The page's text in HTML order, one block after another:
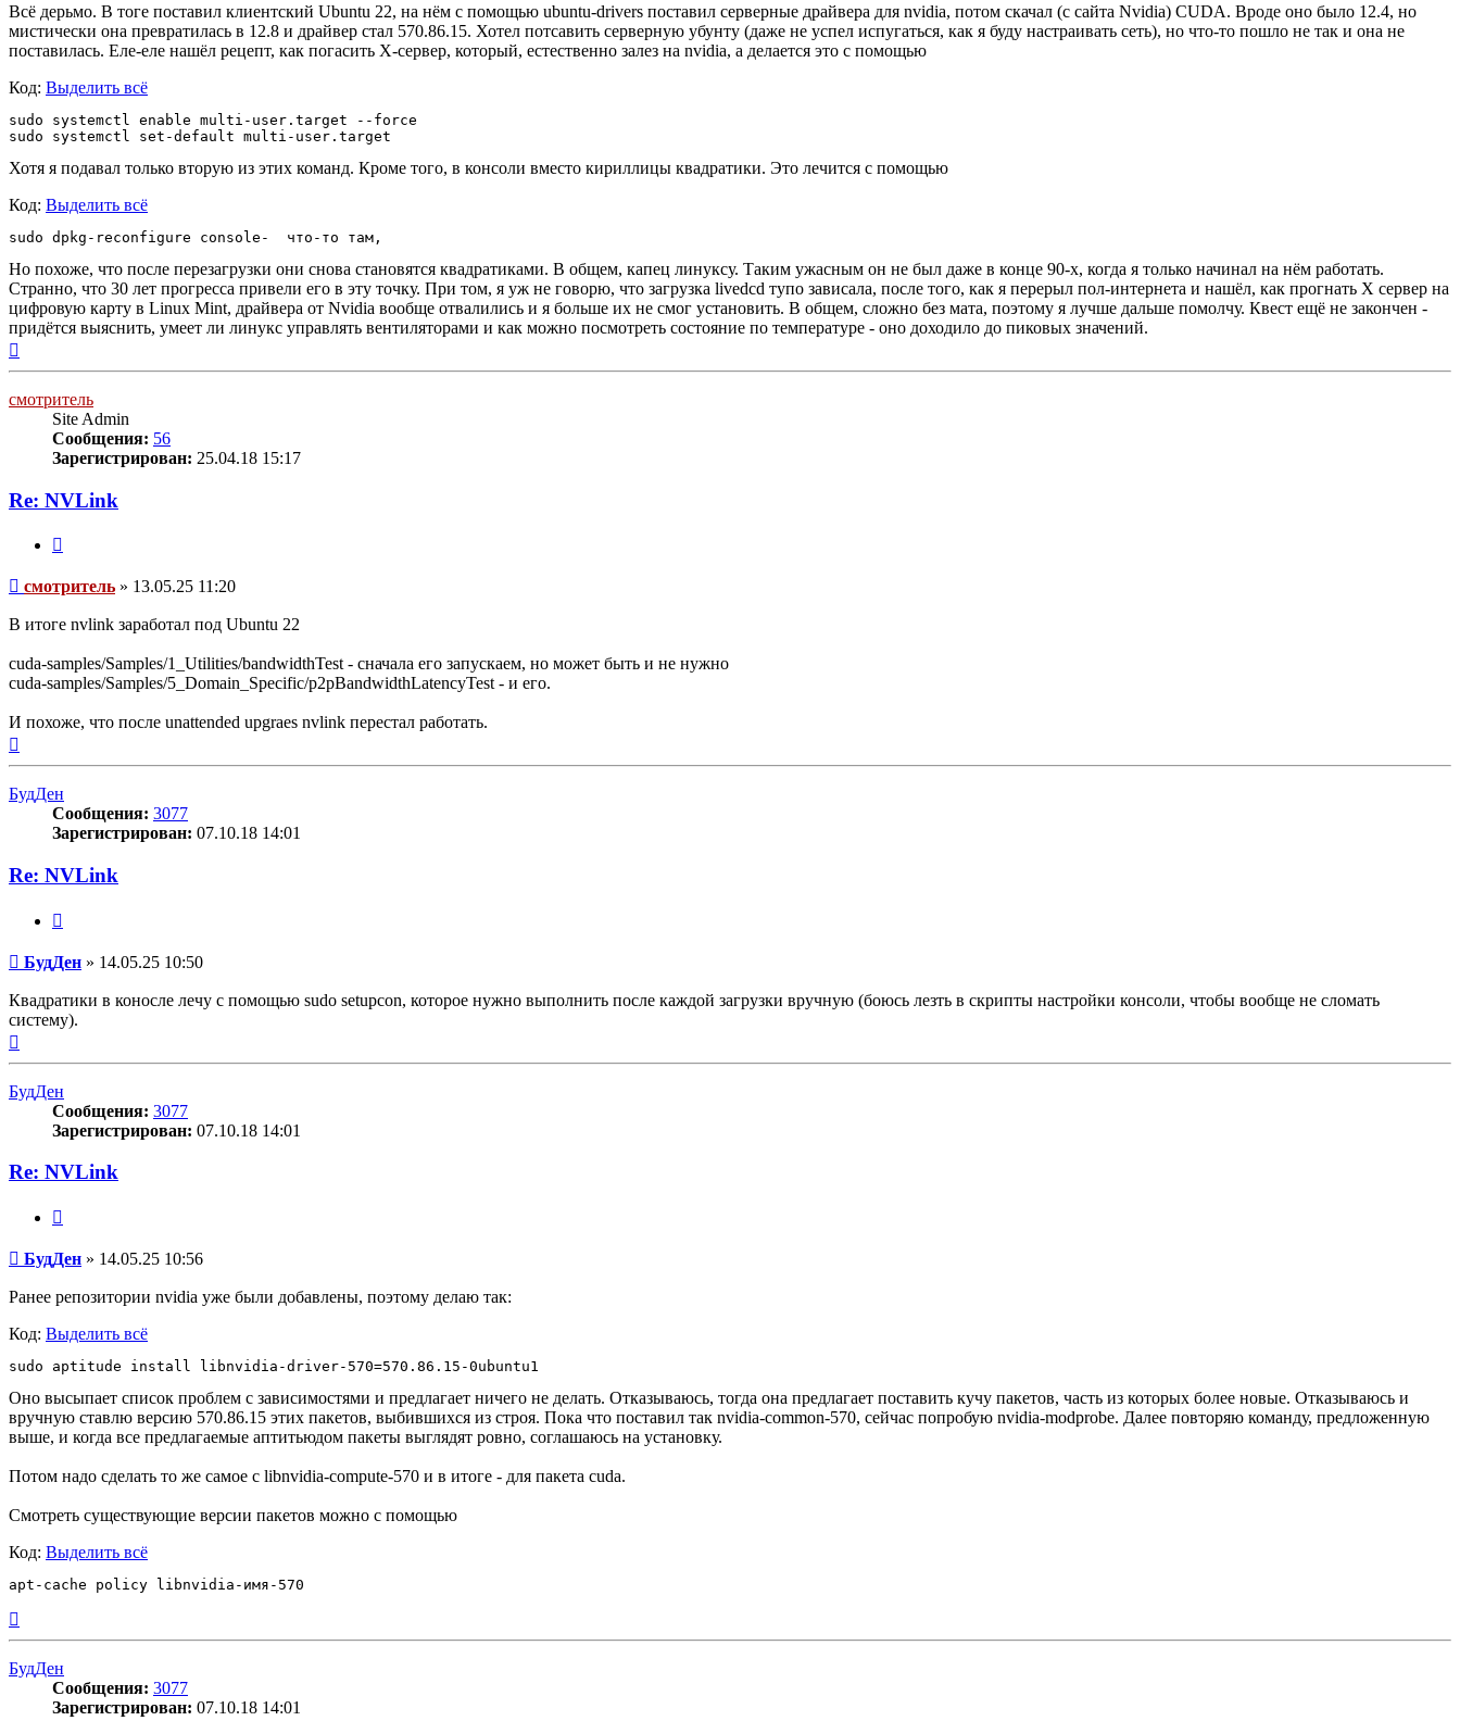
Всё дерьмо. В тоге поставил клиентский Ubuntu 22, на нём с помощью ubuntu-drivers поставил серверные драйвера для nvidia, потом скачал (с сайта Nvidia) CUDA. Вроде оно было 12.4, но
мистически она превратилась в 12.8 и драйвер стал 570.86.15. Хотел потсавить серверную убунту (даже не успел испугаться, как я буду настраивать сеть), но что-то пошло не так и она не
поставилась. Еле-еле нашёл рецепт, как погасить X-сервер, который, естественно залез на nvidia, а делается это с помощью
Код: Выделить всё
sudo systemctl enable multi-user.target --force
Хотя я подавал только вторую из этих команд. Кроме того, в консоли вместо кириллицы квадратики. Это лечится с помощью
Код: Выделить всё
Но похоже, что после перезагрузки они снова становятся квадратиками. В общем, капец линуксу. Таким ужасным он не был даже в конце 90-х, когда я только начинал на нём работать.
Странно, что 30 лет прогресса привели его в эту точку. При том, я уж не говорю, что загрузка livedcd тупо зависала, после того, как я перерыл пол-интернета и нашёл, как прогнать X сервер на
цифровую карту в Linux Mint, драйвера от Nvidia вообще отвалились и я больше их не смог установить. В общем, сложно без мата, поэтому я лучше дальше помолчу. Квест ещё не закончен -
придётся выяснить, умеет ли линукс управлять вентиляторами и как можно посмотреть состояние по температуре - оно доходило до пиковых значений.
смотритель
Site Admin
Сообщения: 56
Зарегистрирован: 25.04.18 15:17
Re: NVLink
Сообщение
смотритель » 13.05.25 11:20
В итоге nvlink заработал под Ubuntu 22
cuda-samples/Samples/1_Utilities/bandwidthTest - сначала его запускаем, но может быть и не нужно
cuda-samples/Samples/5_Domain_Specific/p2pBandwidthLatencyTest - и его.
И похоже, что после unattended upgraes nvlink перестал работать.
БудДен
Сообщения: 3077
Зарегистрирован: 07.10.18 14:01
Re: NVLink
Сообщение
БудДен » 14.05.25 10:50
Квадратики в коносле лечу с помощью sudo setupcon, которое нужно выполнить после каждой загрузки вручную (боюсь лезть в скрипты настройки консоли, чтобы вообще не сломать
систему).
БудДен
Сообщения: 3077
Зарегистрирован: 07.10.18 14:01
Re: NVLink
Сообщение
БудДен » 14.05.25 10:56
Ранее репозитории nvidia уже были добавлены, поэтому делаю так:
Код: Выделить всё
Оно высыпает список проблем с зависимостями и предлагает ничего не делать. Отказываюсь, тогда она предлагает поставить кучу пакетов, часть из которых более новые. Отказываюсь и
вручную ставлю версию 570.86.15 этих пакетов, выбившихся из строя. Пока что поставил так nvidia-common-570, сейчас попробую nvidia-modprobe. Далее повторяю команду, предложенную
выше, и когда все предлагаемые аптитьюдом пакеты выглядят ровно, соглашаюсь на установку.
Потом надо сделать то же самое с libnvidia-compute-570 и в итоге - для пакета cuda.
Смотреть существующие версии пакетов можно с помощью
Код: Выделить всё
БудДен
Сообщения: 3077
Зарегистрирован: 07.10.18 14:01